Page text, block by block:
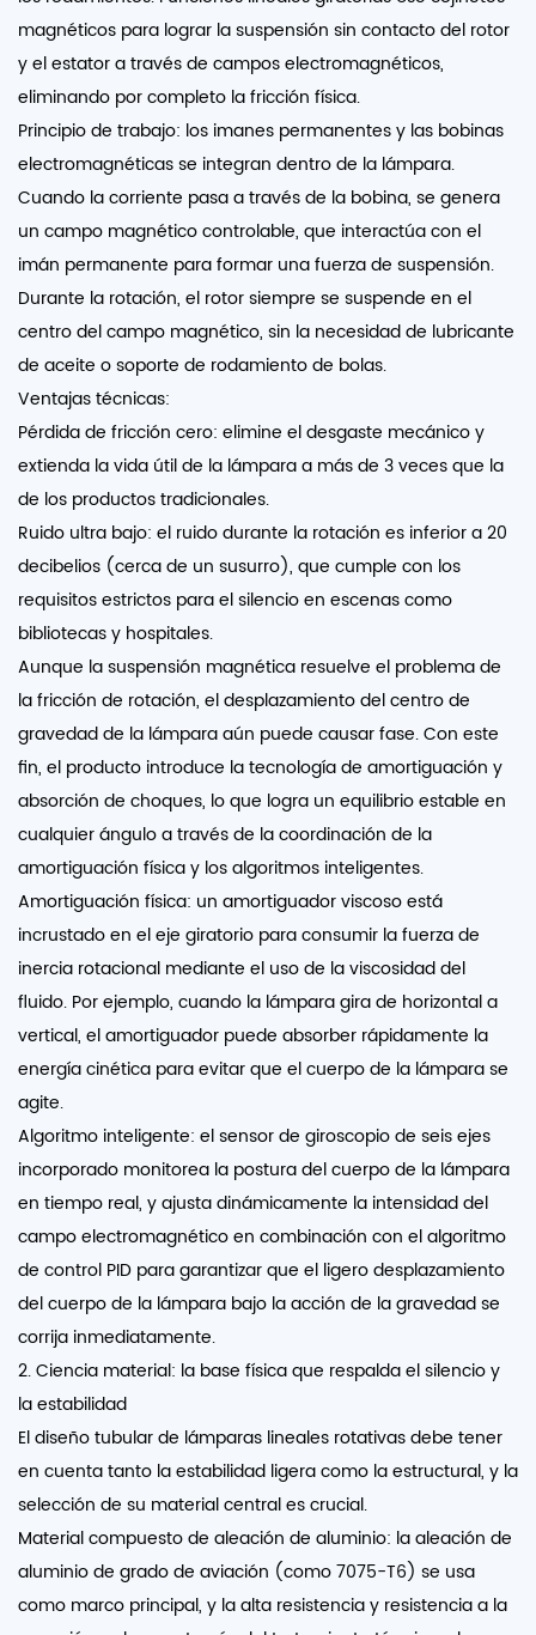
magnéticos para lograr la suspensión sin contacto del rotor
y el estator a través de campos electromagnéticos,
eliminando por completo la fricción física.
Principio de trabajo: los imanes permanentes y las bobinas
electromagnéticas se integran dentro de la lámpara.
Cuando la corriente pasa a través de la bobina, se genera
un campo magnético controlable, que interactúa con el
imán permanente para formar una fuerza de suspensión.
Durante la rotación, el rotor siempre se suspende en el
centro del campo magnético, sin la necesidad de lubricante
de aceite o soporte de rodamiento de bolas.
Ventajas técnicas:
Pérdida de fricción cero: elimine el desgaste mecánico y
extienda la vida útil de la lámpara a más de 3 veces que la
de los productos tradicionales.
Ruido ultra bajo: el ruido durante la rotación es inferior a 20
decibelios (cerca de un susurro), que cumple con los
requisitos estrictos para el silencio en escenas como
bibliotecas y hospitales.
Aunque la suspensión magnética resuelve el problema de
la fricción de rotación, el desplazamiento del centro de
gravedad de la lámpara aún puede causar fase. Con este
fin, el producto introduce la tecnología de amortiguación y
absorción de choques, lo que logra un equilibrio estable en
cualquier ángulo a través de la coordinación de la
amortiguación física y los algoritmos inteligentes.
Amortiguación física: un amortiguador viscoso está
incrustado en el eje giratorio para consumir la fuerza de
inercia rotacional mediante el uso de la viscosidad del
fluido. Por ejemplo, cuando la lámpara gira de horizontal a
vertical, el amortiguador puede absorber rápidamente la
energía cinética para evitar que el cuerpo de la lámpara se
agite.
Algoritmo inteligente: el sensor de giroscopio de seis ejes
incorporado monitorea la postura del cuerpo de la lámpara
en tiempo real, y ajusta dinámicamente la intensidad del
campo electromagnético en combinación con el algoritmo
de control PID para garantizar que el ligero desplazamiento
del cuerpo de la lámpara bajo la acción de la gravedad se
corrija inmediatamente.
2. Ciencia material: la base física que respalda el silencio y
la estabilidad
El diseño tubular de lámparas lineales rotativas debe tener
en cuenta tanto la estabilidad ligera como la estructural, y la
selección de su material central es crucial.
Material compuesto de aleación de aluminio: la aleación de
aluminio de grado de aviación (como 7075-T6) se usa
como marco principal, y la alta resistencia y resistencia a la